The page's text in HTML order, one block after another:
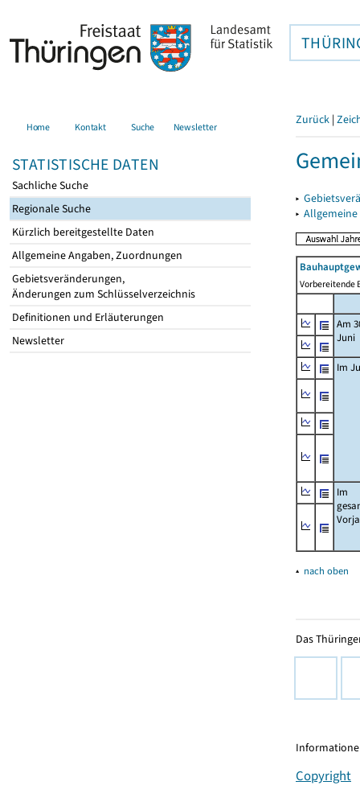
Home Kontakt Suche Newsletter
STATISTISCHE DATEN
Sachliche Suche
Regionale Suche
Kürzlich bereitgestellte Daten
Allgemeine Angaben, Zuordnungen
Gebietsveränderungen,
Änderungen zum Schlüsselverzeichnis
Definitionen und Erläuterungen
Newsletter
Zurück |
▸
▸
Vorbereitende
Am
Juni
Im
Im
▴ nach oben
Das
Copyright